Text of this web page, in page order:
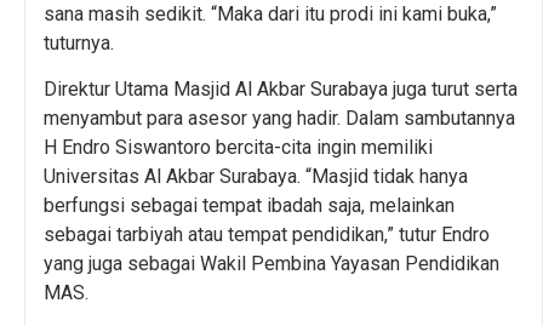
sana masih sedikit. “Maka dari itu prodi ini kami buka,”
tuturnya.
Direktur Utama Masjid Al Akbar Surabaya juga turut serta
menyambut para asesor yang hadir. Dalam sambutannya
H Endro Siswantoro bercita-cita ingin memiliki
Universitas Al Akbar Surabaya. “Masjid tidak hanya
berfungsi sebagai tempat ibadah saja, melainkan
sebagai tarbiyah atau tempat pendidikan,” tutur Endro
yang juga sebagai Wakil Pembina Yayasan Pendidikan
MAS.